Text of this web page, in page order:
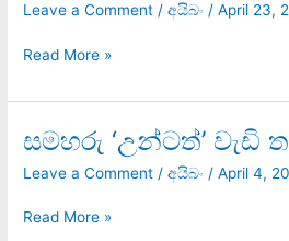
Leave a Comment /අයිබං /April 23,
රට
හැටි
Read More »
සමහරු ‘උන්ටත්’ වැඩි
Leave a Comment /අයිබං /April 4,
සමහරු
වැඩි
අයිබං!
Read More »